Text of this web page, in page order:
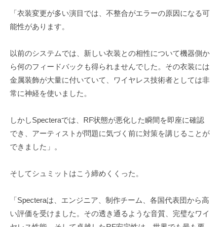
「衣装変更が多い演目では、不整合がエラーの原因になる可
能性があります。
以前のシステムでは、新しい衣装との相性について機器側か
ら何のフィードバックも得られませんでした。その衣装には
金属装飾が大量に付いていて、ワイヤレス技術者としては非
常に神経を使いました。
しかしSpecteraでは、RF状態が悪化した瞬間を即座に確認
でき、アーティストが問題に気づく前に対策を講じることが
できました」。
そしてシュミットはこう締めくくった。
「Specteraは、エンジニア、制作チーム、各国代表団から高
い評価を受けました。その透き通るような音質、完璧なワイ